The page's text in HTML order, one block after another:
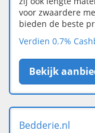
voor zwaardere
bieden de beste
Verdien 0.7%
Bekijk
Bedderie.nl